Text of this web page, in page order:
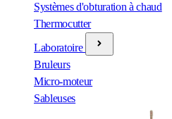
Systèmes d'obturation à chaud
Thermocutter
Laboratoire
Bruleurs
Micro-moteur
Sableuses